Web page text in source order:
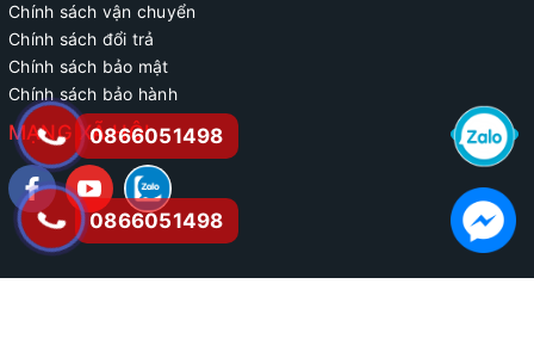
Chính sách vận chuyển
Chính sách đổi trả
Chính sách bảo mật
Chính sách bảo hành
MẠNG XÃ HỘI
0866051498
0866051498